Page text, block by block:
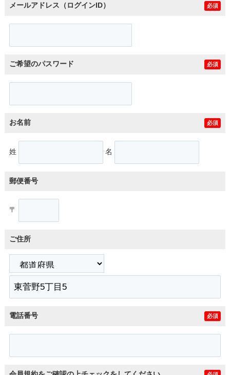
メールアドレス（ログインID） 必須
ご希望のパスワード 必須
お名前 必須
姓 名
郵便番号
〒
ご住所
電話番号 必須